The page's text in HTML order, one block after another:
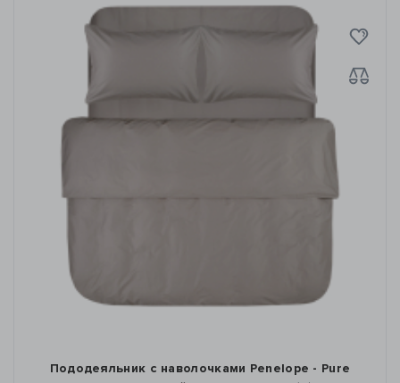
Пододеяльник с наволочками Penelope - Pure